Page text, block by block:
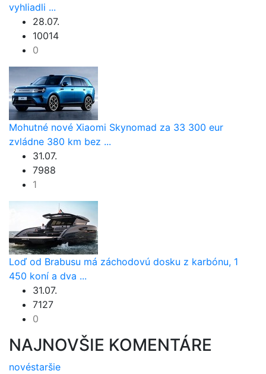
vyhliadli ...
28.07.
10014
0
Mohutné nové Xiaomi Skynomad za 33 300 eur
zvládne 380 km bez ...
31.07.
7988
1
Loď od Brabusu má záchodovú dosku z karbónu, 1
450 koní a dva ...
31.07.
7127
0
NAJNOVŠIE KOMENTÁRE
novéstaršie